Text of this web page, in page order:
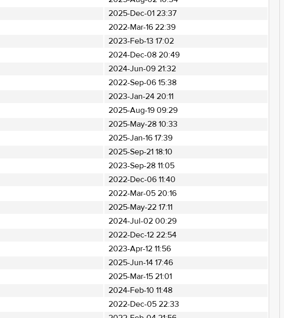
2025-Dec-01 23:37
2022-Mar-16 22:39
2023-Feb-13 17:02
2024-Dec-08 20:49
2024-Jun-09 21:32
2022-Sep-06 15:38
2023-Jan-24 20:11
2025-Aug-19 09:29
2025-May-28 10:33
2025-Jan-16 17:39
2025-Sep-21 18:10
2023-Sep-28 11:05
2022-Dec-06 11:40
2022-Mar-05 20:16
2025-May-22 17:11
2024-Jul-02 00:29
2022-Dec-12 22:54
2023-Apr-12 11:56
2025-Jun-14 17:46
2025-Mar-15 21:01
2024-Feb-10 11:48
2022-Dec-05 22:33